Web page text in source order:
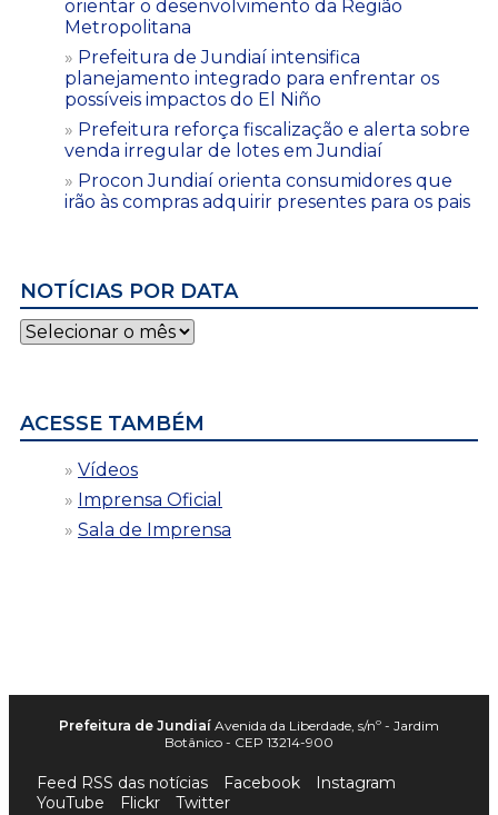
orientar o desenvolvimento da Região
Metropolitana
Prefeitura de Jundiaí intensifica
planejamento integrado para enfrentar os
possíveis impactos do El Niño
Prefeitura reforça fiscalização e alerta sobre
venda irregular de lotes em Jundiaí
Procon Jundiaí orienta consumidores que
irão às compras adquirir presentes para os pais
NOTÍCIAS POR DATA
Notícias
por
ACESSE TAMBÉM
Vídeos
Imprensa Oficial
Sala de Imprensa
Prefeitura de Jundiaí Avenida da Liberdade, s/nº - Jardim
Botânico - CEP 13214-900
Feed RSS das notícias Facebook
Instagram
YouTube
Flickr Twitter